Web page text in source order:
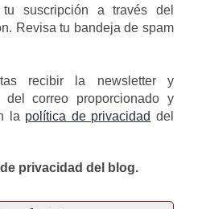
tu suscripción a través del
Revisa tu bandeja de spam
recibir la newsletter y
del correo proporcionado y
la política de privacidad del
privacidad del blog.